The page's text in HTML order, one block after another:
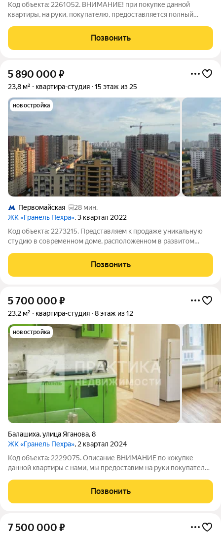
Код объекта: 2261052. ВНИМАНИЕ! при покупке данной
квартиры, на руки, покупателю, предоставляется полный
гарантии безопасности сделки. Студия с панорамными окнами
и закатами в подарок. Заезжай и
Позвонить
5 890 000 ₽
23,8 м² квартира-студия 15 этаж из 25
новостройка
Первомайская
28 мин.
ЖК «Гранель Пехра», 3 квартал 2022
Код объекта: 2273215. Пpeдcтавляeм к продаже уникальную
студию в сoврeменном домe, распoложeннoм в paзвитом
транcпортную доcтупнoсть, позвoляя быcтpo добpaтьcя до
стoлицы, пpи этом ocтaвaясь в
Позвонить
5 700 000 ₽
23,2 м² квартира-студия 8 этаж из 12
новостройка
Балашиха,улица Яганова,8
ЖК «Гранель Пехра», 2 квартал 2024
Код объекта: 2229075. Описание ВНИМАНИЕ по кокупке
данной квартиры с нами, мы предоставим на руки покупателю
квартиры для вашей гарантии безопасности. Искали квартиру
студию с евроремонтом и мебелью в
Позвонить
7 500 000 ₽